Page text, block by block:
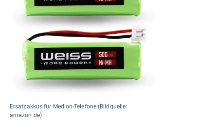
Ersatzakkus für Medion-Telefone (Bildquelle:
amazon.de)